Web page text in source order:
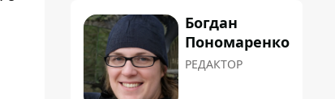
Богдан
Пономаренко
РЕДАКТОР